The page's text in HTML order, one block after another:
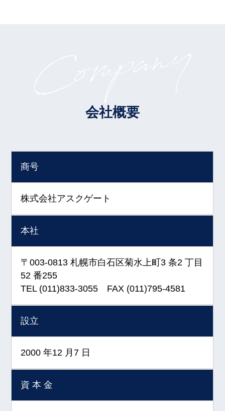
会社概要
商号
株式会社アスクゲート
本社
〒003-0813 札幌市白石区菊水上町3 条2 丁目
52 番255
TEL (011)833-3055 FAX (011)795-4581
設立
2000 年12 月7 日
資 本 金